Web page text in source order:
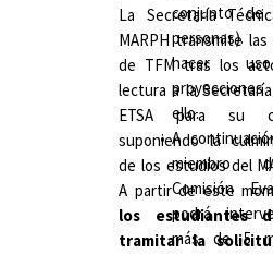
conjunto
personas).
hacer
ello.
A
miembro
Comisión
podrá
más de 5
La Secretaría
MARPH transmite
de TFM tras los
lectura a la
ETSA para su
suponiendo la
de los estudios del
A partir de este
los estudiantes
tramitar la